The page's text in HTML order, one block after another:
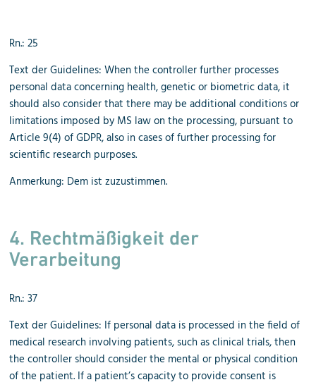
Rn.: 25
Text der Guidelines: When the controller further processes
personal data concerning health, genetic or biometric data, it
should also consider that there may be additional conditions or
limitations imposed by MS law on the processing, pursuant to
Article 9(4) of GDPR, also in cases of further processing for
scientific research purposes.
Anmerkung: Dem ist zuzustimmen.
4. Rechtmäßigkeit der
Verarbeitung
Rn.: 37
Text der Guidelines: If personal data is processed in the field of
medical research involving patients, such as clinical trials, then
the controller should consider the mental or physical condition
of the patient. If a patient’s capacity to provide consent is